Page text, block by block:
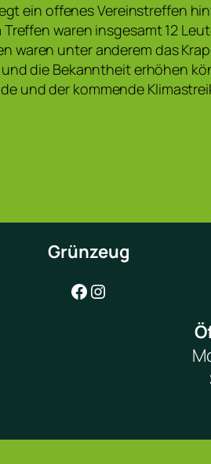
ein offenes Vereinstreffen
Treffen waren insgesamt 12
waren unter anderem das
die Bekanntheit erhöhen
und der kommende
Grünzeug
Facebook Instagram